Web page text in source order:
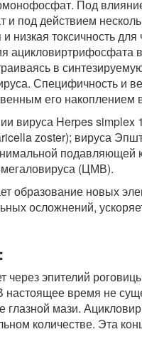
Под
и под действием
и низкая токсичность
ацикловиртрифосфата
в
Специфичность и
его накоплением
вируса Herpes
zoster); вируса
(ЦМВ).
образование новых
осложнений,
через эпителий
настоящее время не
глазной мази.
количестве. Эта